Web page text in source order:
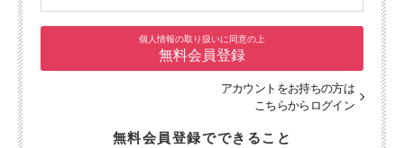
個人情報の取り扱いに同意の上
無料会員登録
アカウントをお持ちの方は
こちらからログイン
無料会員登録でできること